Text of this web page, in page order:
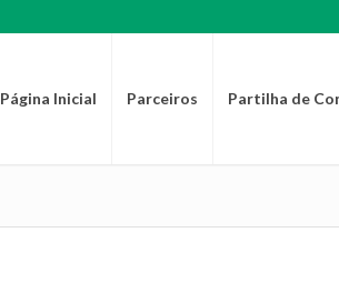
Página Inicial Parceiros Partilha de